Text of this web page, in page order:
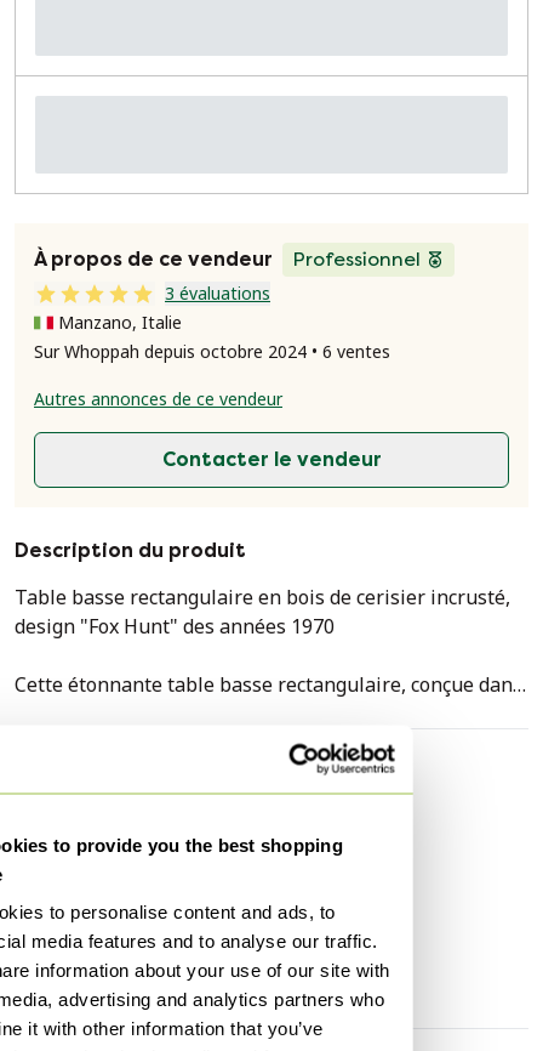
to provide you the best shopping
to personalise content and ads, to
media features and to analyse our traffic.
information about your use of our site with
advertising and analytics partners who
it with other information that you’ve
À propos de ce vendeur
Professionnel
3 évaluations
Manzano, Italie
Sur Whoppah depuis octobre 2024 • 6 ventes
Autres annonces de ce vendeur
Contacter le vendeur
Description du produit
Table basse rectangulaire en bois de cerisier incrusté,
design "Fox Hunt" des années 1970
Cette étonnante table basse rectangulaire, conçue dans
"Fox Hunt", respire le charme vintage et l'élégance
intemporelle. Fabriquée dans un riche bois de cerisier,
l'incrustation complexe de la surface est la marque d'un
parfaite pour n'importe quel espace de vie. Les tons
parfaitement à une variété de styles d'intérieur, de la
modernité du milieu du siècle à la décoration
traditionnelle.
Mesurant 114 cm de long, 57 cm de large et 38 cm de
Marque / Designer
Cabaca
Largeur
57 cm
Profondeur
114 cm